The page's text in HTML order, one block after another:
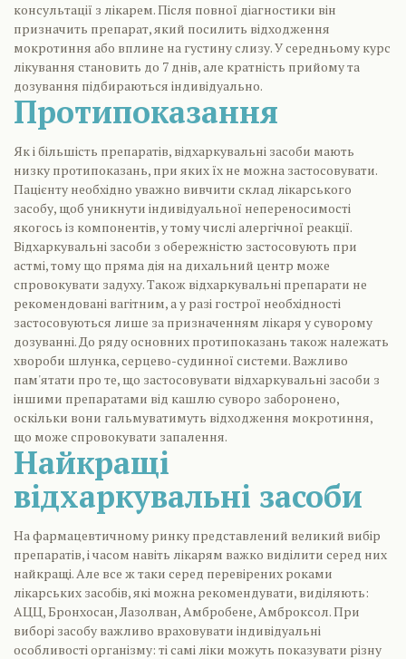
консультації з лікарем. Після повної діагностики він
призначить препарат, який посилить відходження
мокротиння або вплине на густину слизу. У середньому курс
лікування становить до 7 днів, але кратність прийому та
дозування підбираються індивідуально.
Протипоказання
Як і більшість препаратів, відхаркувальні засоби мають
низку протипоказань, при яких їх не можна застосовувати.
Пацієнту необхідно уважно вивчити склад лікарського
засобу, щоб уникнути індивідуальної непереносимості
якогось із компонентів, у тому числі алергічної реакції.
Відхаркувальні засоби з обережністю застосовують при
астмі, тому що пряма дія на дихальний центр може
спровокувати задуху. Також відхаркувальні препарати не
рекомендовані вагітним, а у разі гострої необхідності
застосовуються лише за призначенням лікаря у суворому
дозуванні. До ряду основних протипоказань також належать
хвороби шлунка, серцево-судинної системи. Важливо
пам'ятати про те, що застосовувати відхаркувальні засоби з
іншими препаратами від кашлю суворо заборонено,
оскільки вони гальмуватимуть відходження мокротиння,
що може спровокувати запалення.
Найкращі
відхаркувальні засоби
На фармацевтичному ринку представлений великий вибір
препаратів, і часом навіть лікарям важко виділити серед них
найкращі. Але все ж таки серед перевірених роками
лікарських засобів, які можна рекомендувати, виділяють:
АЦЦ, Бронхосан, Лазолван, Амбробене, Амброксол. При
виборі засобу важливо враховувати індивідуальні
особливості організму: ті самі ліки можуть показувати різну